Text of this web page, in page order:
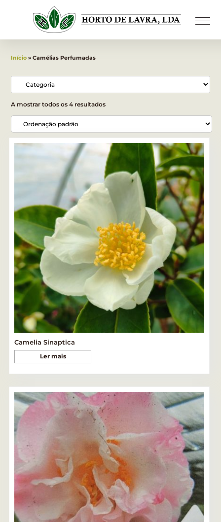
Início » Camélias Perfumadas
A mostrar todos os 4 resultados
Camelia Sinaptica
Ler mais